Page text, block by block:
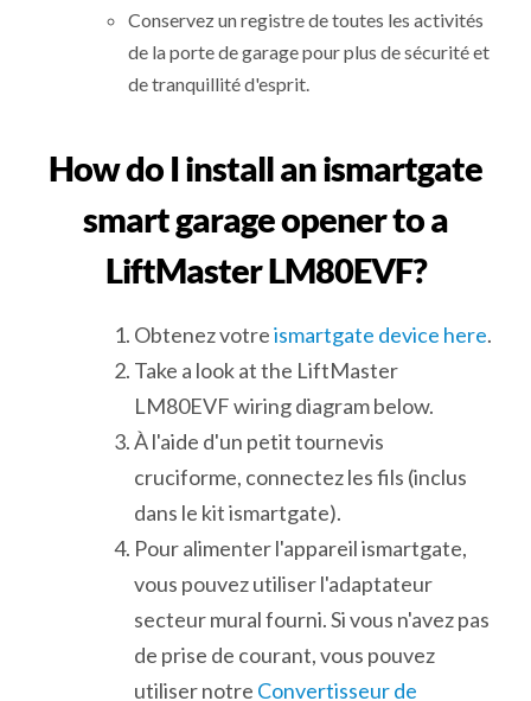
Conservez un registre de toutes les activités
de la porte de garage pour plus de sécurité et
de tranquillité d'esprit.
How do I install an ismartgate
smart garage opener to a
LiftMaster LM80EVF?
Obtenez votreismartgate device here.
Take a look at the LiftMaster
LM80EVF wiring diagram below.
À l'aide d'un petit tournevis
cruciforme, connectez les fils (inclus
dans le kit ismartgate).
Pour alimenter l'appareil ismartgate,
vous pouvez utiliser l'adaptateur
secteur mural fourni. Si vous n'avez pas
de prise de courant, vous pouvez
utiliser notre Convertisseur de